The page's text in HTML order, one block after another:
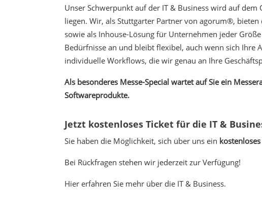
Unser Schwerpunkt auf der IT & Business wird auf
liegen. Wir, als Stuttgarter Partner von agorum®,
sowie als Inhouse-Lösung für Unternehmen jeder Größe
Bedürfnisse an und bleibt flexibel, auch wenn sich
individuelle Workflows, die wir genau an Ihre
Als besonderes Messe-Special wartet auf Sie ein
Softwareprodukte.
Jetzt kostenloses Ticket für die IT &
Sie haben die Möglichkeit, sich über uns ein
Bei Rückfragen stehen wir jederzeit zur Verfügung!
Hier erfahren Sie mehr über die IT & Business.